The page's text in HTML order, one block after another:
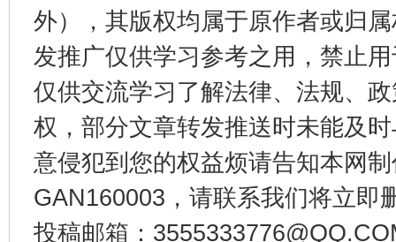
外），其版权均属于原作者或归
发推广仅供学习参考之用，禁止
仅供交流学习了解法律、法规、
权，部分文章转发推送时未能及
意侵犯到您的权益烦请告知本网
GAN160003，请联系我们将立即
投稿邮箱：
千年窑火 生生不息 一